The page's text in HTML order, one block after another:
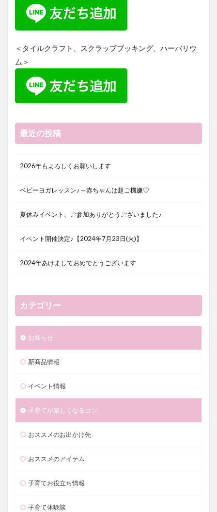
＜タイルクラフト、スクラップブッキング、ハーバリウ
ム＞
最近の投稿
2026年もよろしくお願いします
ベビーヨガレッスン♪～赤ちゃんは超ご機嫌♡
夏休みイベント、ご参加ありがとうございました♪
イベント開催決定♪【2024年7月23日(火)】
2024年あけましておめでとうございます
カテゴリー
お知らせ
新商品情報
イベント情報
子育てが楽しくなるコツ
おススメのお出かけ先
おススメのアイテム
子育てお役立ち情報
子育て体験談